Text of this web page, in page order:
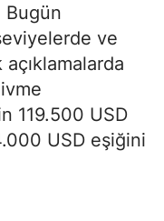
Bugün
ve
119.500 USD
USD eşiğini